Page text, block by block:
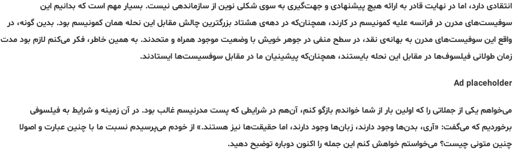
انتقادی دارد، اما در نهایت قادر به‌ ارائه هیچ پیشنهادی و جهت‌گیری به‌ سوی شکلی نوین از سازماندهی نیست. بسیار مهم است که‌ بدانیم این
سوفیست‌های مدرن در فرانسه‌ علیه‌ کمونیسم در کارند، همچنان‌که‌ در دهه‌ی هشتاد بزرگترین چالش مقابل این نحله‌ همان کمونیسم بود. بدین گونه‌، در
واقع این سوفیست‌های مدرن به‌ بهانه‌ی نقد، در سطح منفی در جوهر خویش با وضعیت موجود همراه و متحدند. به‌ همین خاطر، فکر می‌کنم لازم بود مدت
زمان طولانی فیلسوف‌ها در مقابل این نحله‌ بایستند، همچنان‌که‌ پیشینیان ما در مقابل سوفسیست‌ها ایستادند.
Ad placeholder
می‌خواهم یکی از جملاتی را که اولین بار از شما خواندم بازگو کنم، آن‌هم در شرایطی که پست مدرنیسم غالب بود. در آن زمینه‌ و شرایط به‌ فیلسوفی
برخوردیم که می‌گفت: «آری، بدن‌ها وجود دارند، زبان‌ها وجود دارند، اما حقیقت‌ها نیز هستند.» از خودم میپرسیدم نسبت ما با چنین عبارت و اصولا
چنین متونی چیست؟ می‌خواستم خواهش کنم این جمله‌ را اکنون دوباره‌ توضیح دهید.